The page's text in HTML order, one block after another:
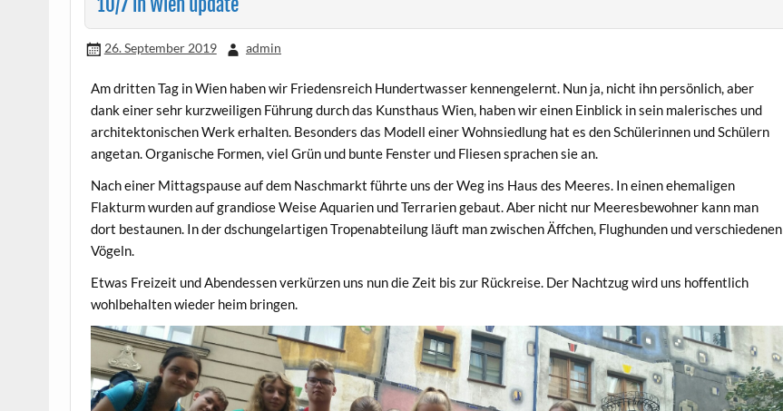
26. September 2019 admin
Am dritten Tag in Wien haben wir Friedensreich Hundertwasser kennengelernt. Nun ja, nicht ihn persönlich, aber
dank einer sehr kurzweiligen Führung durch das Kunsthaus Wien, haben wir einen Einblick in sein malerisches und
architektonischen Werk erhalten. Besonders das Modell einer Wohnsiedlung hat es den Schülerinnen und Schülern
angetan. Organische Formen, viel Grün und bunte Fenster und Fliesen sprachen sie an.
Nach einer Mittagspause auf dem Naschmarkt führte uns der Weg ins Haus des Meeres. In einen ehemaligen
Flakturm wurden auf grandiose Weise Aquarien und Terrarien gebaut. Aber nicht nur Meeresbewohner kann man
dort bestaunen. In der dschungelartigen Tropenabteilung läuft man zwischen Äffchen, Flughunden und verschiedenen
Vögeln.
Etwas Freizeit und Abendessen verkürzen uns nun die Zeit bis zur Rückreise. Der Nachtzug wird uns hoffentlich
wohlbehalten wieder heim bringen.